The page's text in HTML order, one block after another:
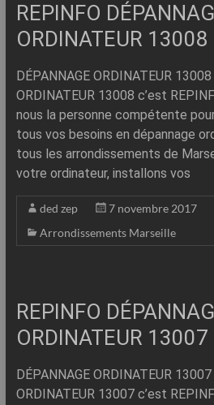
REPINFO
ORDINATEUR 13008
DÉPANNAGE ORDINATEUR
ORDINATEUR 13008 c’est
nous la personne compétente
tous vos besoins en dépannage
tous les arrondissements de
votre ordinateur, installons vos
ded zep
7 novembre 2017
Arrondissements Marseille
REPINFO
ORDINATEUR 13007
DÉPANNAGE ORDINATEUR
ORDINATEUR 13007 c’est